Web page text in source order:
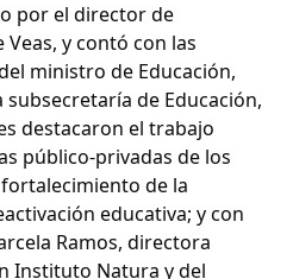
por el director de
Veas, y contó con las
ministro de Educación,
de Educación,
destacaron el trabajo
público-privadas de los
fortalecimiento de la
educativa; y con
Ramos, directora
Instituto Natura y del